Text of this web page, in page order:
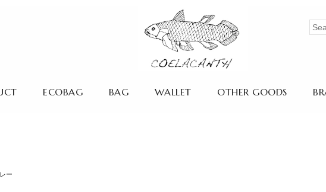
ECOBAG BAG WALLET OTHER GOODS
ー